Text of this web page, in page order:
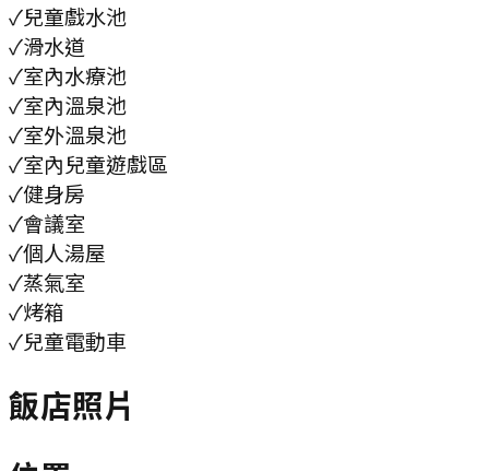
✓兒童戲水池
✓滑水道
✓室內水療池
✓室內溫泉池
✓室外溫泉池
✓室內兒童遊戲區
✓健身房
✓會議室
✓個人湯屋
✓蒸氣室
✓烤箱
✓兒童電動車
飯店照片